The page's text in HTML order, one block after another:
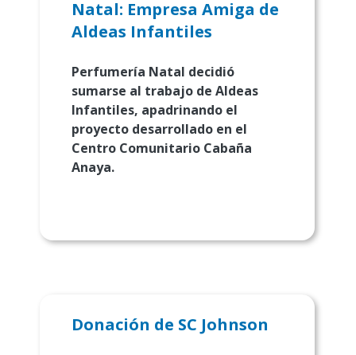
Natal: Empresa Amiga de
Aldeas Infantiles
Perfumería Natal decidió
sumarse al trabajo de Aldeas
Infantiles, apadrinando el
proyecto desarrollado en el
Centro Comunitario Cabaña
Anaya.
Donación de SC Johnson